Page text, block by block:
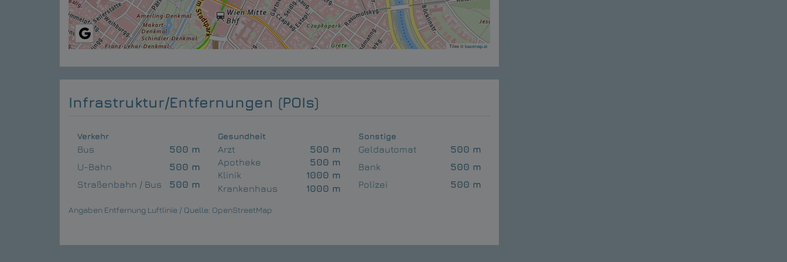
Tiles ©basemap.at
Infrastruktur/Entfernungen (POIs)
Verkehr
Bus
500 m
U-Bahn
500 m
Straßenbahn / Bus
500 m
Gesundheit
Arzt
500 m
Apotheke
500 m
Klinik
1000 m
Krankenhaus
1000 m
Sonstige
Geldautomat
500 m
Bank
500 m
Polizei
500 m
Angaben Entfernung Luftlinie / Quelle: OpenStreetMap